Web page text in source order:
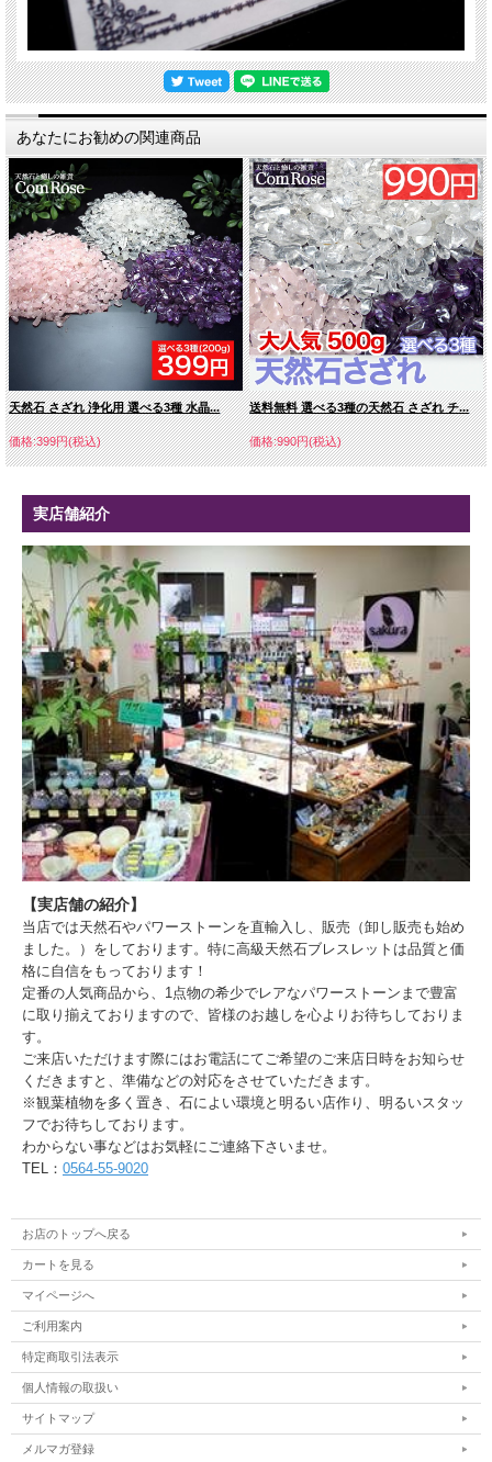
あなたにお勧めの関連商品
天然石 さざれ 浄化用 選べる3種 水晶...
価格:399円(税込)
送料無料 選べる3種の天然石 さざれ チ...
価格:990円(税込)
実店舗紹介
【実店舗の紹介】
当店では天然石やパワーストーンを直輸入し、販売（卸し販売も始め
ました。）をしております。特に高級天然石ブレスレットは品質と価
格に自信をもっております！
定番の人気商品から、1点物の希少でレアなパワーストーンまで豊富
に取り揃えておりますので、皆様のお越しを心よりお待ちしておりま
す。
ご来店いただけます際にはお電話にてご希望のご来店日時をお知らせ
くだきますと、準備などの対応をさせていただきます。
※観葉植物を多く置き、石によい環境と明るい店作り、明るいスタッ
フでお待ちしております。
わからない事などはお気軽にご連絡下さいませ。
TEL： 0564-55-9020
お店のトップへ戻る
カートを見る
マイページへ
ご利用案内
特定商取引法表示
個人情報の取扱い
サイトマップ
メルマガ登録